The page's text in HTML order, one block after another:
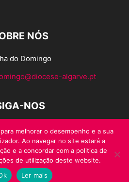
NÓS
do Domingo
algarve.pt
NOS
todos os direitos reservados.
melhorar o desempenho e a sua
Ao navegar no site estará a
e a concordar com a politica de
de utilização deste website.
Ler mais